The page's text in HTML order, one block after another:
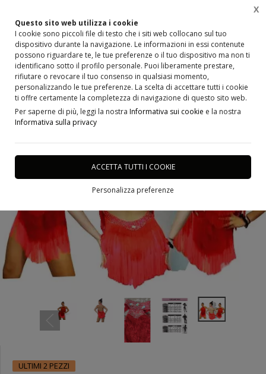
Questo sito web utilizza i cookie
I cookie sono piccoli file di testo che i siti web collocano sul tuo
dispositivo durante la navigazione. Le informazioni in essi contenute
possono riguardare te, le tue preferenze o il tuo dispositivo ma non ti
identificano sotto il profilo personale. Puoi liberamente prestare,
rifiutare o revocare il tuo consenso in qualsiasi momento,
personalizzando le tue preferenze. La scelta di accettare tutti i cookie
ti offre certamente la completezza di navigazione di questo sito web.
Per saperne di più, leggi la nostra Informativa sui cookie e la nostra
Informativa sulla privacy
ACCETTA TUTTI I COOKIE
Personalizza preferenze
X
Home Abbigliamento, Cerimonia, Costumi e abiti per la Danza, Accessori e Scarpe
ULTIMI 2 PEZZI